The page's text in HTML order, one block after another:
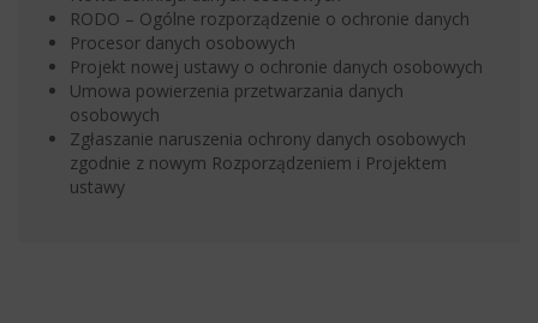
RODO – Ogólne rozporządzenie o ochronie danych
Procesor danych osobowych
Projekt nowej ustawy o ochronie danych osobowych
Umowa powierzenia przetwarzania danych
osobowych
Zgłaszanie naruszenia ochrony danych osobowych
zgodnie z nowym Rozporządzeniem i Projektem
ustawy